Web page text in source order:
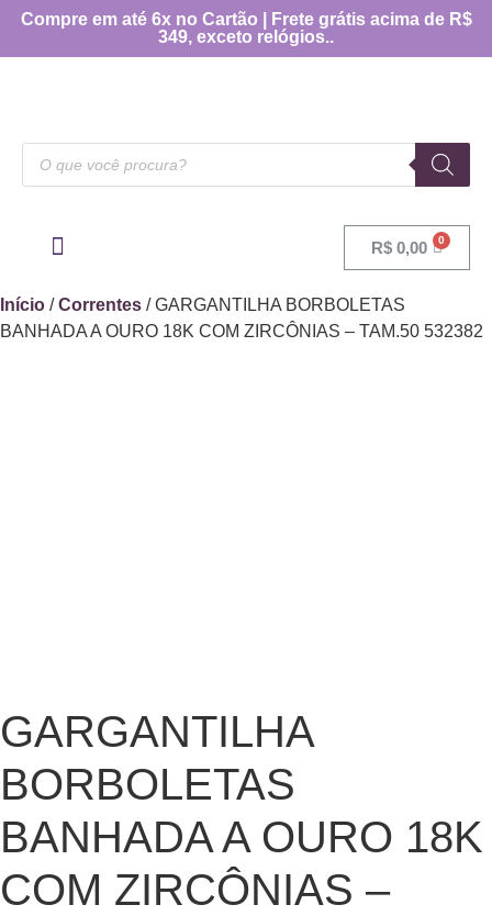
Compre em até 6x no Cartão | Frete grátis acima de R$
349, exceto relógios..
R$ 0,00
Início /Correntes / GARGANTILHA BORBOLETAS
BANHADA A OURO 18K COM ZIRCÔNIAS – TAM.50 532382
GARGANTILHA
BORBOLETAS
BANHADA A OURO 18K
COM ZIRCÔNIAS –